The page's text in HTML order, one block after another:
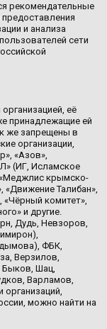
рекомендательные
и анализа
сети
её
принадлежащие ей
же запрещены в
организации,
«Азов»,
(ИГ, Исламское
крымско-
«Движение Талибан»,
«Чёрный комитет»,
и другие.
Дудь, Невзоров,
ФБК,
Верзилов,
Быков, Шац,
Варламов,
организаций,
можно найти на